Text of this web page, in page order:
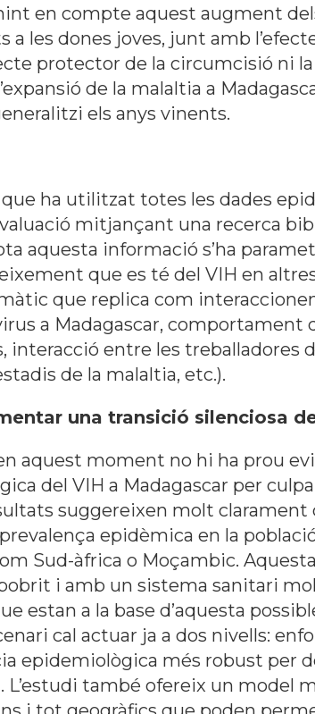
en compte aquest augment
a les dones joves, junt amb
protector de la circumcisió ni
de la malaltia a
els anys vinents.
ha utilitzat totes les dades
mitjançant una recerca
aquesta informació s’ha
que es té del VIH en
que replica com
a Madagascar, comportament
entre les treballadores
de la malaltia, etc.).
una transició silenciosa
aquest moment no hi ha prou
del VIH a Madagascar per
suggereixen molt clarament
epidèmica en la
Sud-àfrica o Moçambic.
i amb un sistema sanitari
estan a la base d’aquesta
cal actuar ja a dos nivells:
epidemiològica més robust per
L’estudi també ofereix un model